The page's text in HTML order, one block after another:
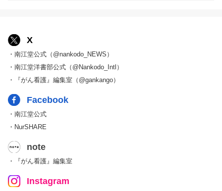
X
・南江堂公式（@nankodo_NEWS）
・南江堂洋書部公式（@Nankodo_Intl）
・『がん看護』編集室（@gankango）
Facebook
・南江堂公式
・NurSHARE
note
・『がん看護』編集室
Instagram